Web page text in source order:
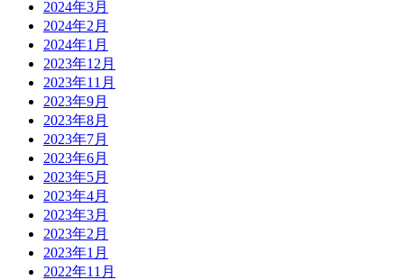
2024年3月
2024年2月
2024年1月
2023年12月
2023年11月
2023年9月
2023年8月
2023年7月
2023年6月
2023年5月
2023年4月
2023年3月
2023年2月
2023年1月
2022年11月